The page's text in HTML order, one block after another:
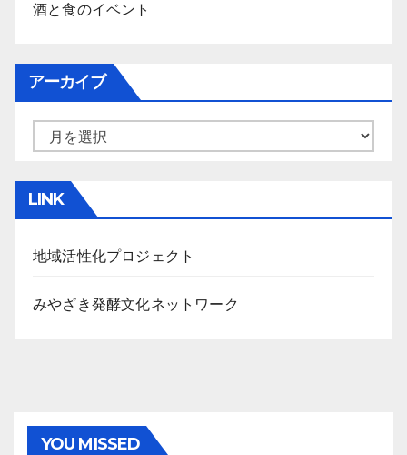
酒と食のイベント
アーカイブ
LINK
地域活性化プロジェクト
みやざき発酵文化ネットワーク
YOU MISSED